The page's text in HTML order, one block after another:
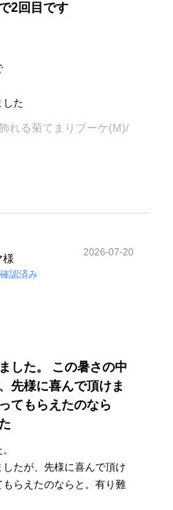
2回目です
した
れる菊てまりブーケ(M)/
様
認済み
2026-07-20
した。 この暑さの中
先様に喜んで頂けま
てもらえたのなら
たが、先様に喜んで頂け
らえたのならと。有り難